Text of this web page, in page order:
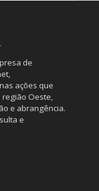
de
ações que
Oeste,
e abrangência.
e